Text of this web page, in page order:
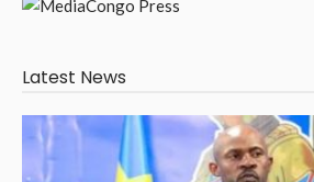
Latest News